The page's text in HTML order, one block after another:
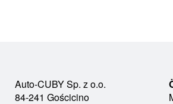
Auto-CUBY Sp. z o.o.
84-241 Gościcino